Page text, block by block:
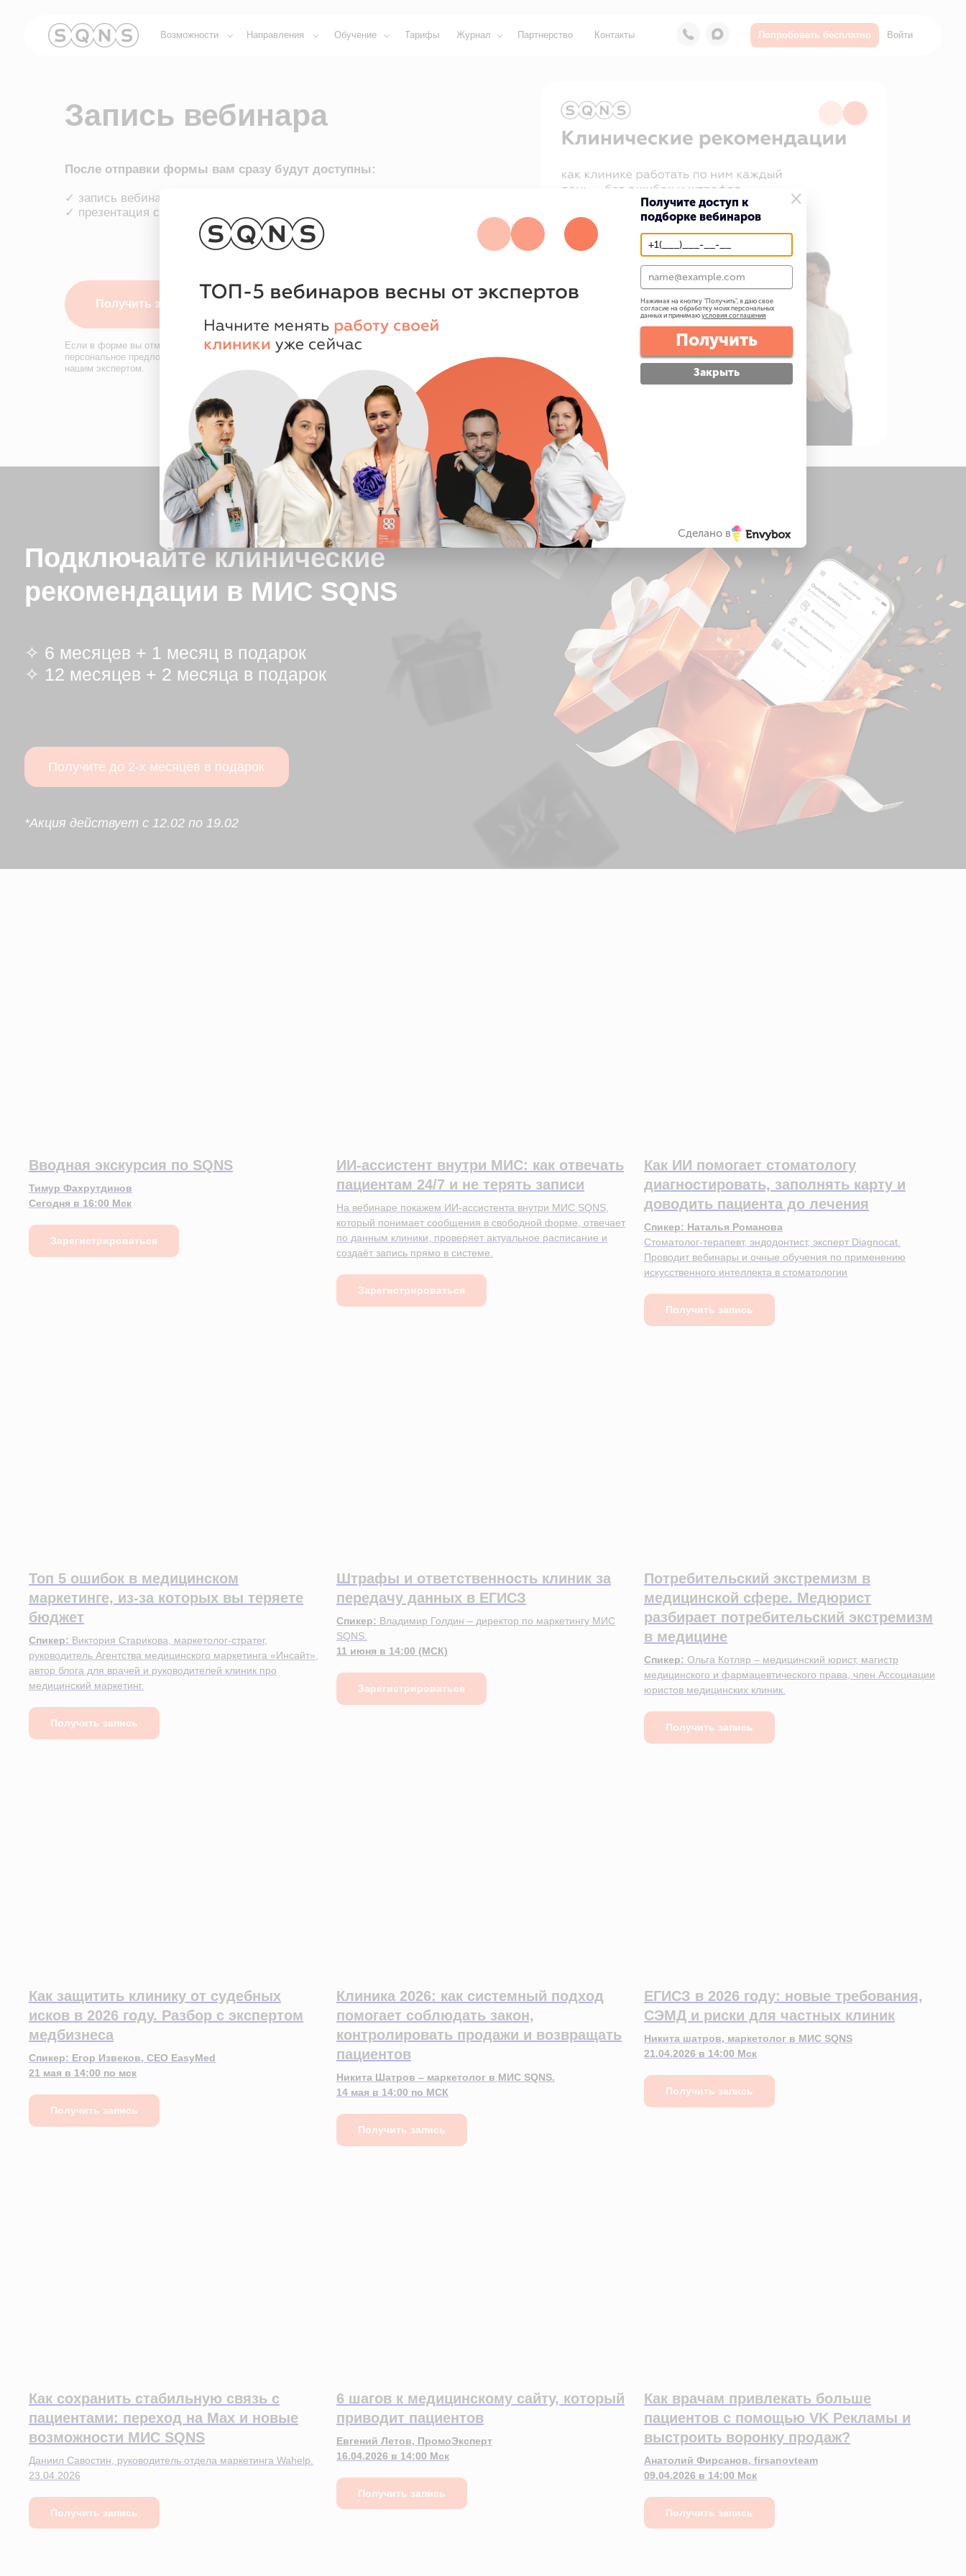
Попробовать бесплатно
Тарифы Партнерство Контакты Войти
Журнал
Возможности Направления Обучение
Если в форме вы отметите, что хотите получить презентацию МИС SQNS и
персональное предложение, мы свяжемся с вами и бесплатно проведём встречу с
нашим экспертом.
Запись вебинара
✓ запись вебинара;
Подключайте клинические
рекомендации в МИС SQNS
✧ 6 месяцев + 1 месяц в подарок
✧ 12 месяцев + 2 месяца в подарок
Получите до 2-х месяцев в подарок
Вводная экскурсия по SQNS
Тимур Фахрутдинов
Сегодня в 16:00 Мск
Зарегистрироваться
ИИ-ассистент внутри МИС: как отвечать
пациентам 24/7 и не терять записи
На вебинаре покажем ИИ-ассистента внутри МИС SQNS,
который понимает сообщения в свободной форме, отвечает
по данным клиники, проверяет актуальное расписание и
создаёт запись прямо в системе.
Зарегистрироваться
Как ИИ помогает стоматологу
диагностировать, заполнять карту и
доводить пациента до лечения
Спикер: Наталья Романова
Стоматолог-терапевт, эндодонтист, эксперт Diagnocat.
Проводит вебинары и очные обучения по применению
искусственного интеллекта в стоматологии
Получить запись
Топ 5 ошибок в медицинском
маркетинге, из-за которых вы теряете
бюджет
Спикер: Виктория Старикова, маркетолог-стратег,
руководитель Агентства медицинского маркетинга «Инсайт»,
автор блога для врачей и руководителей клиник про
медицинский маркетинг.
Получить запись
Штрафы и ответственность клиник за
передачу данных в ЕГИСЗ
Спикер: Владимир Голдин – директор по маркетингу МИС
SQNS.
11 июня в 14:00 (МСК)
Зарегистрироваться
Потребительский экстремизм в
медицинской сфере. Медюрист
разбирает потребительский экстремизм
в медицине
Спикер: Ольга Котляр – медицинский юрист, магистр
медицинского и фармацевтического права, член Ассоциации
юристов медицинских клиник.
Получить запись
Как защитить клинику от судебных
исков в 2026 году. Разбор с экспертом
медбизнеса
Спикер: Егор Извеков, CEO EasyMed
21 мая в 14:00 по мск
Получить запись
Клиника 2026: как системный подход
помогает соблюдать закон,
контролировать продажи и возвращать
пациентов
Никита Шатров – маркетолог в МИС SQNS.
14 мая в 14:00 по МСК
Получить запись
ЕГИСЗ в 2026 году: новые требования,
СЭМД и риски для частных клиник
Никита шатров, маркетолог в МИС SQNS
21.04.2026 в 14:00 Мск
Получить запись
Как сохранить стабильную связь с
пациентами: переход на Max и новые
возможности МИС SQNS
Даниил Савостин, руководитель отдела маркетинга Wahelp.
23.04.2026
Получить запись
6 шагов к медицинскому сайту, который
приводит пациентов
Евгений Летов, ПромоЭксперт
16.04.2026 в 14:00 Мск
Получить запись
Как врачам привлекать больше
пациентов с помощью VK Рекламы и
выстроить воронку продаж?
Анатолий Фирсанов, firsanovteam
09.04.2026 в 14:00 Мск
Получить запись
×
Получите доступ к
подборке вебинаров
Нажимая на кнопку "Получить", я даю свое
согласие на обработку моих персональных
данных и принимаю условия соглашения
Получить
Закрыть
Сделано в